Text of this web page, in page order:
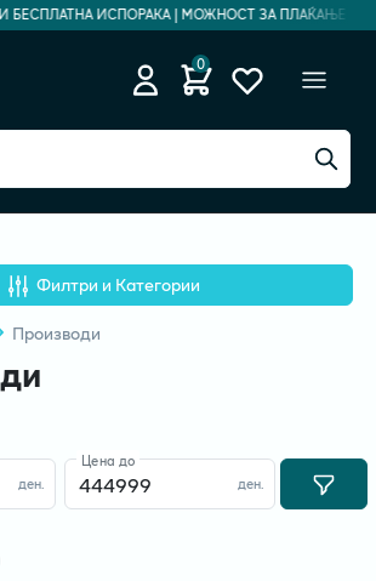
БЕСПЛАТНА ИСПОРАКА | МОЖНОСТ ЗА ПЛАЌАЊЕ НА
0
Филтри и Категории
Производи
ден. ден.
Цена до